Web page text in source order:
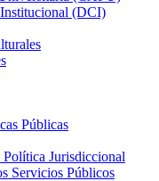
(DCI)
Públicas
Jurisdiccional
Servicios Públicos